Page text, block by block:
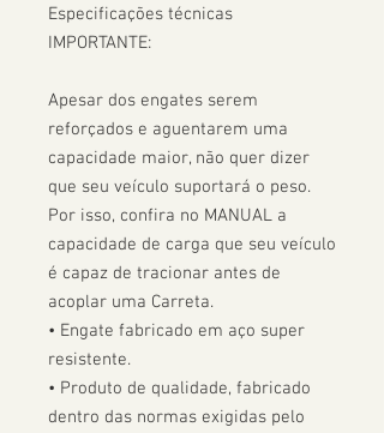
Especificações técnicas
IMPORTANTE:
Apesar dos engates serem
reforçados e aguentarem uma
capacidade maior, não quer dizer
que seu veículo suportará o peso.
Por isso, confira no MANUAL a
capacidade de carga que seu veículo
é capaz de tracionar antes de
acoplar uma Carreta.
• Engate fabricado em aço super
resistente.
• Produto de qualidade, fabricado
dentro das normas exigidas pelo